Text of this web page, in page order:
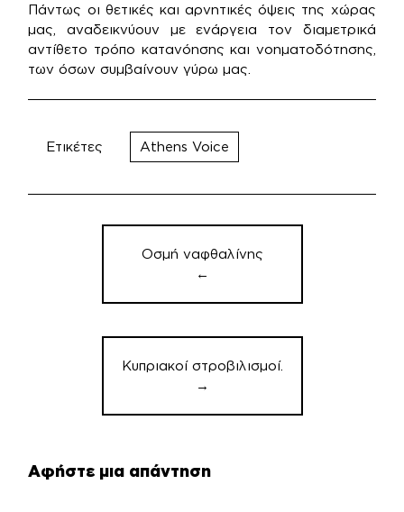
Πάντως οι θετικές και αρνητικές όψεις της χώρας
μας, αναδεικνύουν με ενάργεια τον διαμετρικά
αντίθετο τρόπο κατανόησης και νοηματοδότησης,
των όσων συμβαίνουν γύρω μας.
Ετικέτες Athens Voice
Πλοήγηση
άρθρωνΟσμή ναφθαλίνης
←
Κυπριακοί στροβιλισμοί.
→
Αφήστε μια απάντηση